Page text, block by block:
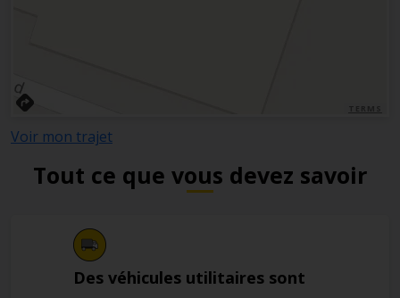
Voir mon trajet
Tout ce que vous devez savoir
Des véhicules utilitaires sont